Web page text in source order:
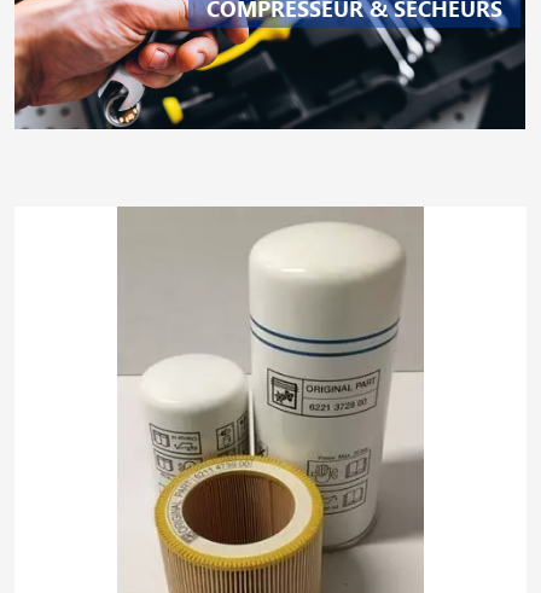
COMPRESSEUR & SÉCHEURS